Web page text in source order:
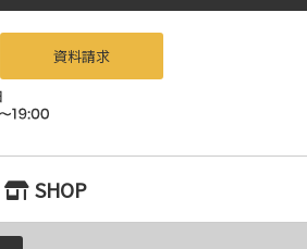
へお任せください！
資料請求
SHOP